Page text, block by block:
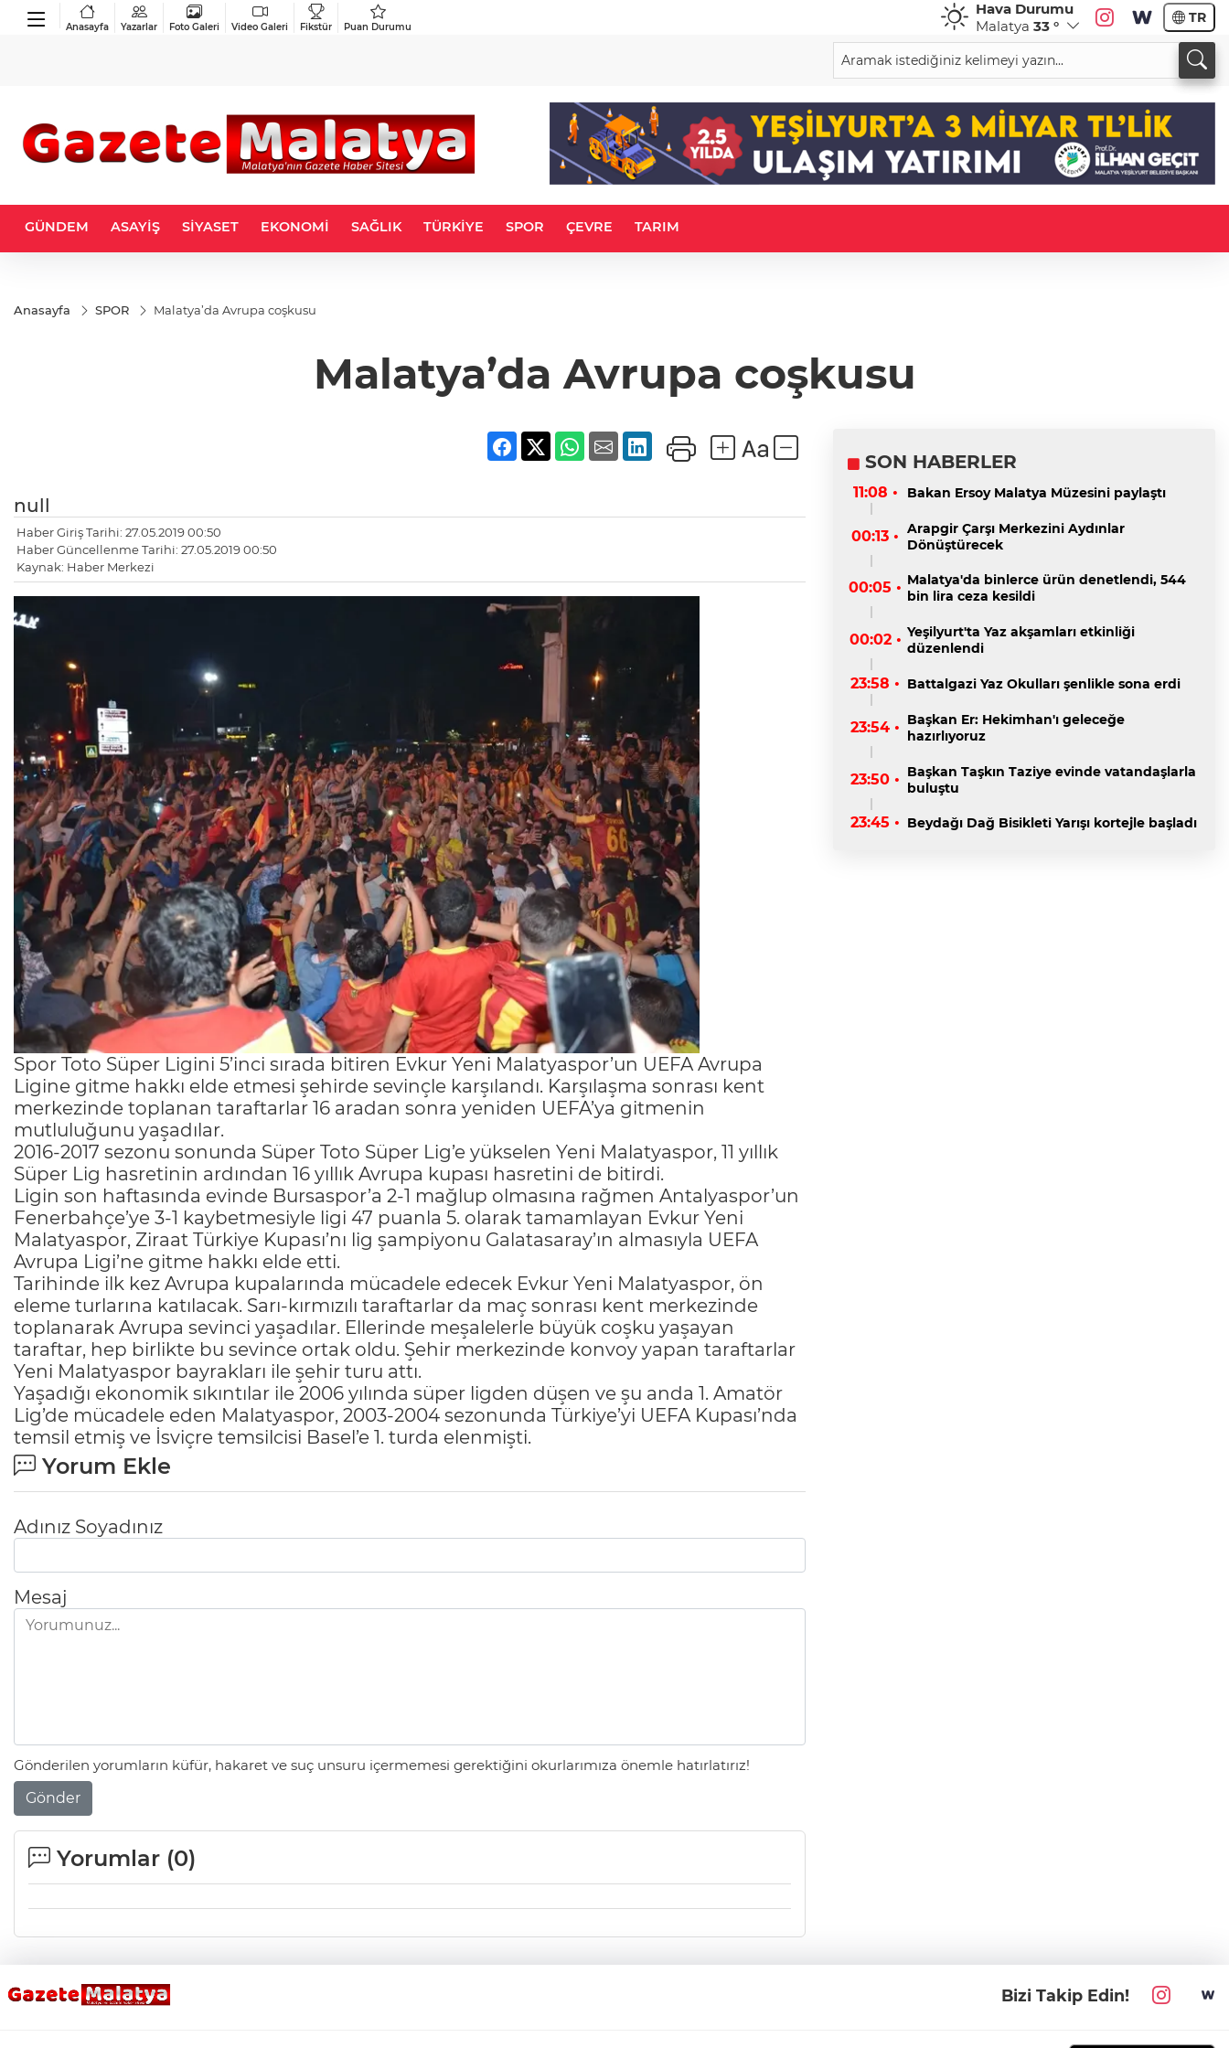
Anasayfa Yazarlar Foto Galeri Video Galeri Fikstür Puan Durumu
Hava Durumu
Malatya 33 ° TR
GÜNDEM ASAYİŞ SİYASET EKONOMİ SAĞLIK TÜRKİYE SPOR ÇEVRE TARIM
Anasayfa SPOR Malatya’da Avrupa coşkusu
Malatya’da Avrupa coşkusu
null
Haber Giriş Tarihi: 27.05.2019 00:50
Haber Güncellenme Tarihi: 27.05.2019 00:50
Kaynak: Haber Merkezi
Spor Toto Süper Ligini 5’inci sırada bitiren Evkur Yeni Malatyaspor’un UEFA Avrupa
Ligine gitme hakkı elde etmesi şehirde sevinçle karşılandı. Karşılaşma sonrası kent
merkezinde toplanan taraftarlar 16 aradan sonra yeniden UEFA’ya gitmenin
mutluluğunu yaşadılar.
2016-2017 sezonu sonunda Süper Toto Süper Lig’e yükselen Yeni Malatyaspor, 11 yıllık
Süper Lig hasretinin ardından 16 yıllık Avrupa kupası hasretini de bitirdi.
Ligin son haftasında evinde Bursaspor’a 2-1 mağlup olmasına rağmen Antalyaspor’un
Fenerbahçe’ye 3-1 kaybetmesiyle ligi 47 puanla 5. olarak tamamlayan Evkur Yeni
Malatyaspor, Ziraat Türkiye Kupası’nı lig şampiyonu Galatasaray’ın almasıyla UEFA
Avrupa Ligi’ne gitme hakkı elde etti.
Tarihinde ilk kez Avrupa kupalarında mücadele edecek Evkur Yeni Malatyaspor, ön
eleme turlarına katılacak. Sarı-kırmızılı taraftarlar da maç sonrası kent merkezinde
toplanarak Avrupa sevinci yaşadılar. Ellerinde meşalelerle büyük coşku yaşayan
taraftar, hep birlikte bu sevince ortak oldu. Şehir merkezinde konvoy yapan taraftarlar
Yeni Malatyaspor bayrakları ile şehir turu attı.
Yaşadığı ekonomik sıkıntılar ile 2006 yılında süper ligden düşen ve şu anda 1. Amatör
Lig’de mücadele eden Malatyaspor, 2003-2004 sezonunda Türkiye’yi UEFA Kupası’nda
temsil etmiş ve İsviçre temsilcisi Basel’e 1. turda elenmişti.
Yorum Ekle
Adınız Soyadınız
Mesaj
Gönderilen yorumların küfür, hakaret ve suç unsuru içermemesi gerektiğini okurlarımıza önemle hatırlatırız!
Gönder
Yorumlar (0)
SON HABERLER
11:08 • Bakan Ersoy Malatya Müzesini paylaştı
00:13 • Arapgir Çarşı Merkezini Aydınlar
Dönüştürecek
00:05 • Malatya'da binlerce ürün denetlendi, 544
bin lira ceza kesildi
00:02 • Yeşilyurt'ta Yaz akşamları etkinliği
düzenlendi
23:58 • Battalgazi Yaz Okulları şenlikle sona erdi
23:54 • Başkan Er: Hekimhan'ı geleceğe
hazırlıyoruz
23:50 • Başkan Taşkın Taziye evinde vatandaşlarla
buluştu
23:45 • Beydağı Dağ Bisikleti Yarışı kortejle başladı
Bizi Takip Edin!